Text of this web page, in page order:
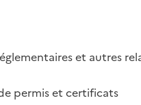
et autres
permis et certificats